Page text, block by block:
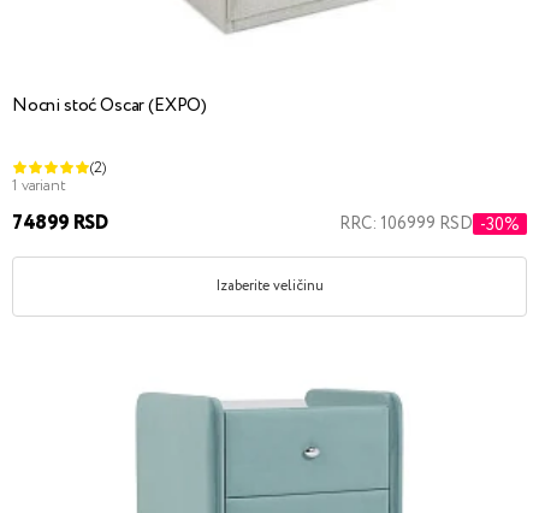
Nocni stoć Oscar (EXPO)
(2)
1 variant
74899 RSD RRC: 106999 RSD -30%
Izaberite veličinu